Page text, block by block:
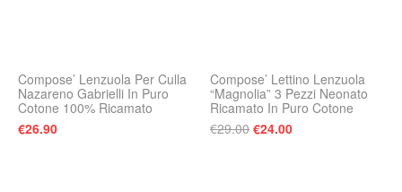
Compose’ Lenzuola Per Culla
Nazareno Gabrielli In Puro
Cotone 100% Ricamato
€26.90
Compose’ Lettino Lenzuola
“Magnolia” 3 Pezzi Neonato
Ricamato In Puro Cotone
€29.00 Il prezzo originale era:
€24.00Il prezzo attuale